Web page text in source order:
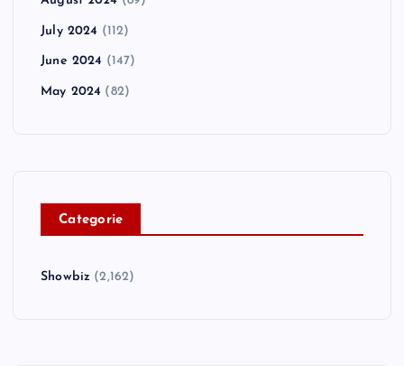
July 2024 (112)
June 2024 (147)
May 2024 (82)
Categorie
Showbiz (2,162)